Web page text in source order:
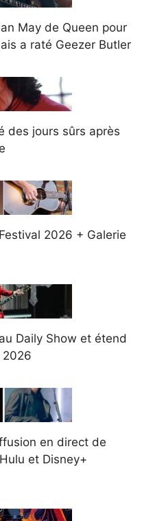
May de Queen pour
a raté Geezer Butler
des jours sûrs après
2026 + Galerie
Daily Show et étend
2026
en direct de
et Disney+